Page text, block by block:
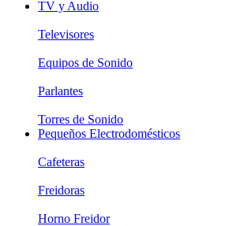
TV y Audio
Televisores
Equipos de Sonido
Parlantes
Torres de Sonido
Pequeños Electrodomésticos
Cafeteras
Freidoras
Horno Freidor